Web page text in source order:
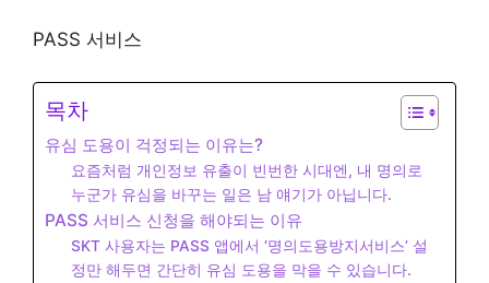
PASS 서비스
목차
유심 도용이 걱정되는 이유는?
요즘처럼 개인정보 유출이 빈번한 시대엔, 내 명의로
누군가 유심을 바꾸는 일은 남 얘기가 아닙니다.
PASS 서비스 신청을 해야되는 이유
SKT 사용자는 PASS 앱에서 ‘명의도용방지서비스’ 설
정만 해두면 간단히 유심 도용을 막을 수 있습니다.